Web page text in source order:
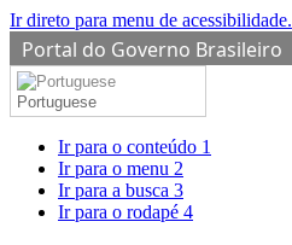
Ir direto para menu de acessibilidade.
Portal do Governo Brasileiro
Portuguese
Ir para o conteúdo 1
Ir para o menu 2
Ir para a busca 3
Ir para o rodapé 4